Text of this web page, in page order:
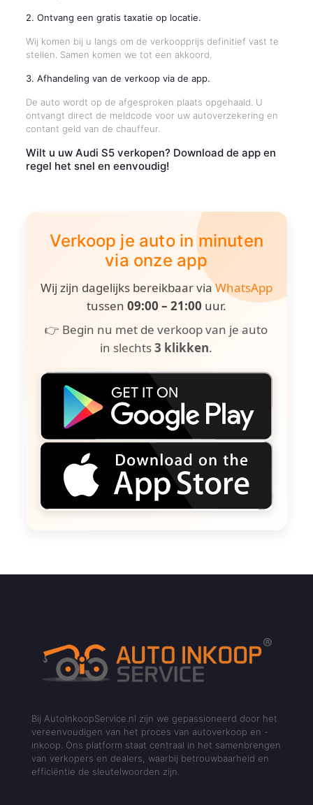
2. Ontvang een gratis taxatie op locatie.
Wij komen bij u langs om de verkoopprijs definitief vast te
stellen. Samen komen we tot een akkoord.
3. Afhandeling van de verkoop via de app.
De auto wordt op de afgesproken plaats opgehaald. U
ontvangt direct de meldcode voor uw autoverzekering en
contant geld van de chauffeur.
Wilt u uw Audi S5 verkopen? Download de app en
regel het snel en eenvoudig!
Verkoop je auto in minuten
via onze app
Wij zijn dagelijks bereikbaar viaWhatsApp
tussen 09:00 – 21:00 uur.
👉 Begin nu met de verkoop van je auto
in slechts3 klikken.
Bij AutoInkoopService.nl zijn we gepassioneerd door het
vereenvoudigen van het proces van autoverkoop en -
inkoop. Ons platform staat centraal in het samenbrengen
van verkopers en dealers, waarbij betrouwbaarheid en
efficiëntie de sleutelwoorden zijn.